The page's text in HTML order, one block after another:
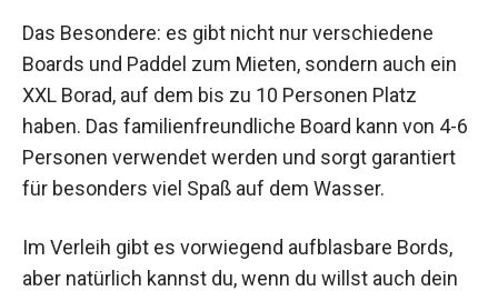
Das Besondere: es gibt nicht nur verschiedene
Boards und Paddel zum Mieten, sondern auch ein
XXL Borad, auf dem bis zu 10 Personen Platz
haben. Das familienfreundliche Board kann von 4-6
Personen verwendet werden und sorgt garantiert
für besonders viel Spaß auf dem Wasser.
Im Verleih gibt es vorwiegend aufblasbare Bords,
aber natürlich kannst du, wenn du willst auch dein